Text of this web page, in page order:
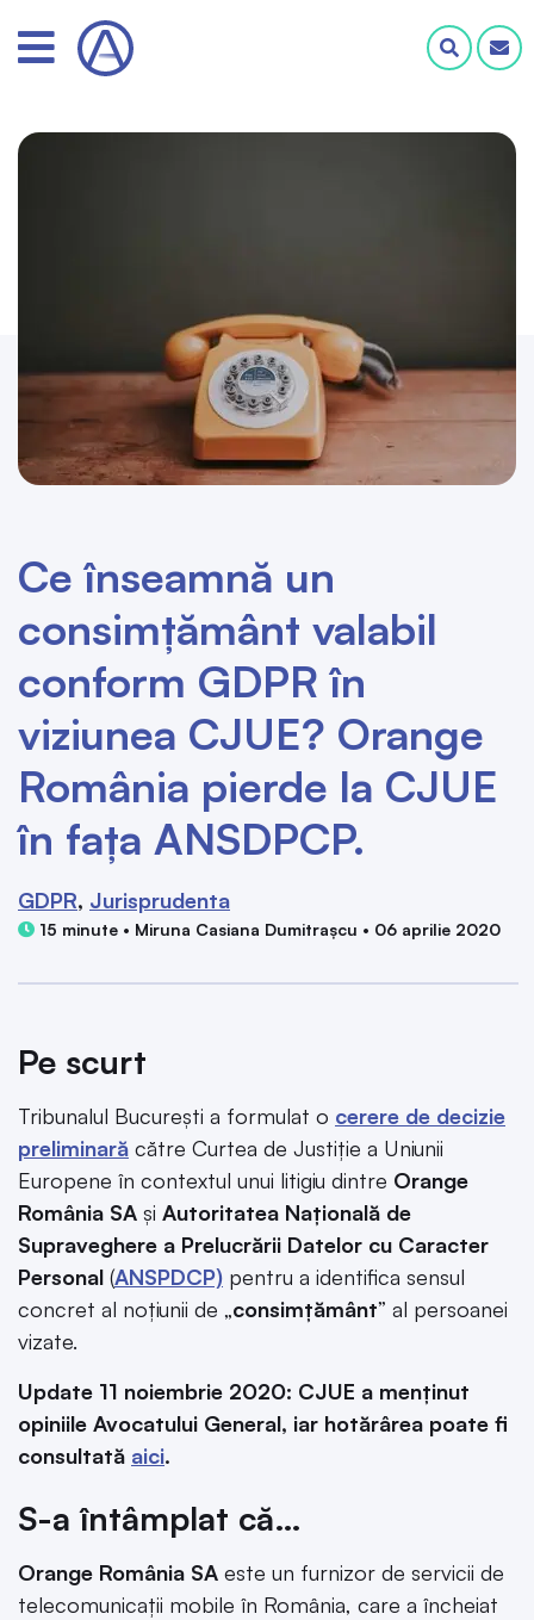
Ce înseamnă un
consimțământ valabil
conform GDPR în
viziunea CJUE? Orange
România pierde la CJUE
în fața ANSDPCP.
GDPR Jurisprudenta
15 minute • Miruna Casiana Dumitrașcu • 06 aprilie 2020
Pe scurt
Tribunalul București a formulat o cerere de decizie
preliminară către Curtea de Justiție a Uniunii
Europene în contextul unui litigiu dintre Orange
România SA și Autoritatea Națională de
Supraveghere a Prelucrării Datelor cu Caracter
Personal (ANSPDCP) pentru a identifica sensul
concret al noțiunii de „consimțământ” al persoanei
vizate.
Update 11 noiembrie 2020: CJUE a menținut
opiniile Avocatului General, iar hotărârea poate fi
consultată aici.
S-a întâmplat că…
Orange România SA este un furnizor de servicii de
telecomunicații mobile în România, care a încheiat